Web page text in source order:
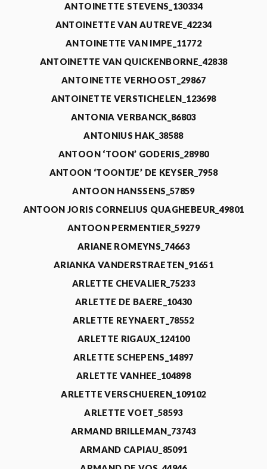
ANTOINETTE STEVENS_130334
ANTOINETTE VAN AUTREVE_42234
ANTOINETTE VAN IMPE_11772
ANTOINETTE VAN QUICKENBORNE_42838
ANTOINETTE VERHOOST_29867
ANTOINETTE VERSTICHELEN_123698
ANTONIA VERBANCK_86803
ANTONIUS HAK_38588
ANTOON ‘TOON’ GODERIS_28980
ANTOON ‘TOONTJE’ DE KEYSER_7958
ANTOON HANSSENS_57859
ANTOON JORIS CORNELIUS QUAGHEBEUR_49801
ANTOON PERMENTIER_59279
ARIANE ROMEYNS_74663
ARIANKA VANDERSTRAETEN_91651
ARLETTE CHEVALIER_75233
ARLETTE DE BAERE_10430
ARLETTE REYNAERT_78552
ARLETTE RIGAUX_124100
ARLETTE SCHEPENS_14897
ARLETTE VANHEE_104898
ARLETTE VERSCHUEREN_109102
ARLETTE VOET_58593
ARMAND BRILLEMAN_73743
ARMAND CAPIAU_85091